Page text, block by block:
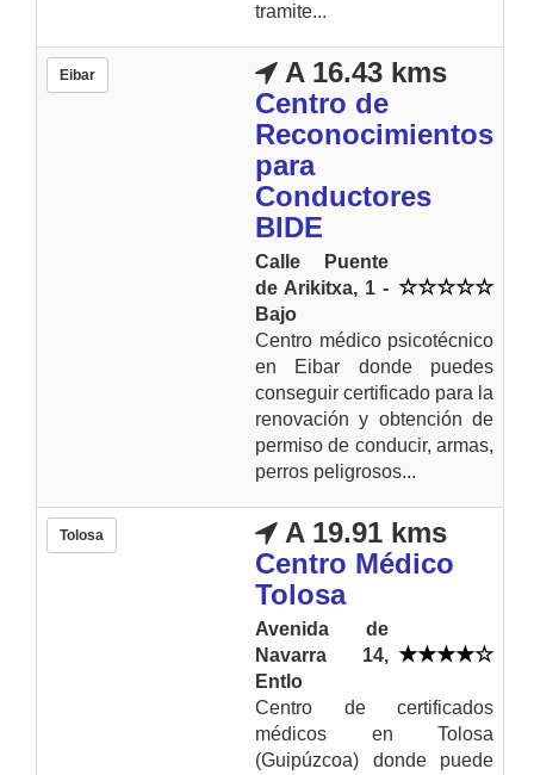
tramite...
Eibar
A 16.43 kms
Centro de
Reconocimientos
para
Conductores
BIDE
Calle Puente
de Arikitxa, 1 -
Bajo
Centro médico psicotécnico
en Eibar donde puedes
conseguir certificado para la
renovación y obtención de
permiso de conducir, armas,
perros peligrosos...
Tolosa
A 19.91 kms
Centro Médico
Tolosa
Avenida de
Navarra 14,
Entlo
Centro de certificados
médicos en Tolosa
(Guipúzcoa) donde puede